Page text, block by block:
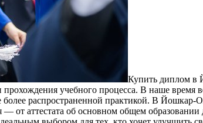
Купить диплoм в
учебного процесса. В наше время
более распространенной практикой. В
от аттестата об основном общем